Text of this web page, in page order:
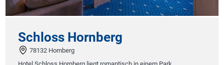
Schloss Hornberg
78132 Hornberg